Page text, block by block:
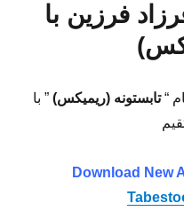
فرزین با
“تابستونه (ریمیکس)” با
Download New